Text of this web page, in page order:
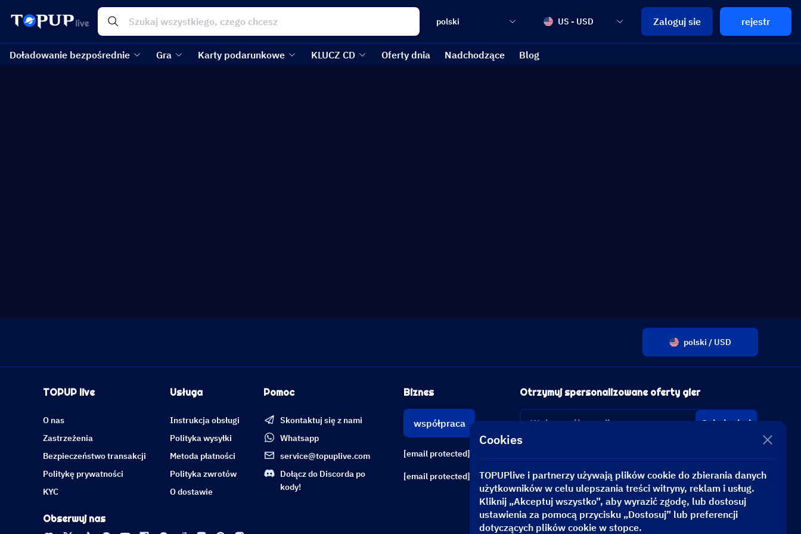
polski US - USD Zaloguj sie rejestr
Doładowanie bezpośrednie Gra Karty podarunkowe KLUCZ CD Oferty dnia Nadchodzące Blog
polski / USD
TOPUP live
O nas
Zastrzeżenia
Bezpieczeństwo transakcji
Politykę prywatności
KYC
Usługa
Instrukcja obsługi
Polityka wysyłki
Metoda płatności
Polityka zwrotów
O dostawie
Pomoc
Skontaktuj się z nami
Whatsapp
service@topuplive.com
Dołącz do Discorda po
kody!
Biznes
współpraca
[email protected]
[email protected]
Otrzymuj spersonalizowane oferty gier
Subskrybuj
Obserwuj nas
Cookies
TOPUPlive i partnerzy używają plików cookie do zbierania danych
użytkowników w celu ulepszania treści witryny, reklam i usług.
Kliknij „Akceptuj wszystko”, aby wyrazić zgodę, lub dostosuj
ustawienia za pomocą przycisku „Dostosuj” lub preferencji
dotyczących plików cookie w stopce.